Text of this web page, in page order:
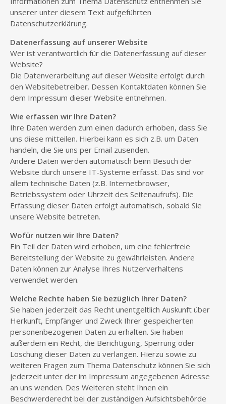
unserer unter diesem Text aufgeführten
Datenschutzerklärung.
Datenerfassung auf unserer Website
Wer ist verantwortlich für die Datenerfassung auf dieser
Website?
Die Datenverarbeitung auf dieser Website erfolgt durch
den Websitebetreiber. Dessen Kontaktdaten können Sie
dem Impressum dieser Website entnehmen.
Wie erfassen wir Ihre Daten?
Ihre Daten werden zum einen dadurch erhoben, dass Sie
uns diese mitteilen. Hierbei kann es sich z.B. um Daten
handeln, die Sie uns per Email zusenden.
Andere Daten werden automatisch beim Besuch der
Website durch unsere IT-Systeme erfasst. Das sind vor
allem technische Daten (z.B. Internetbrowser,
Betriebssystem oder Uhrzeit des Seitenaufrufs). Die
Erfassung dieser Daten erfolgt automatisch, sobald Sie
unsere Website betreten.
Wofür nutzen wir Ihre Daten?
Ein Teil der Daten wird erhoben, um eine fehlerfreie
Bereitstellung der Website zu gewährleisten. Andere
Daten können zur Analyse Ihres Nutzerverhaltens
verwendet werden.
Welche Rechte haben Sie bezüglich Ihrer Daten?
Sie haben jederzeit das Recht unentgeltlich Auskunft über
Herkunft, Empfänger und Zweck Ihrer gespeicherten
personenbezogenen Daten zu erhalten. Sie haben
außerdem ein Recht, die Berichtigung, Sperrung oder
Löschung dieser Daten zu verlangen. Hierzu sowie zu
weiteren Fragen zum Thema Datenschutz können Sie sich
jederzeit unter der im Impressum angegebenen Adresse
an uns wenden. Des Weiteren steht Ihnen ein
Beschwerderecht bei der zuständigen Aufsichtsbehörde